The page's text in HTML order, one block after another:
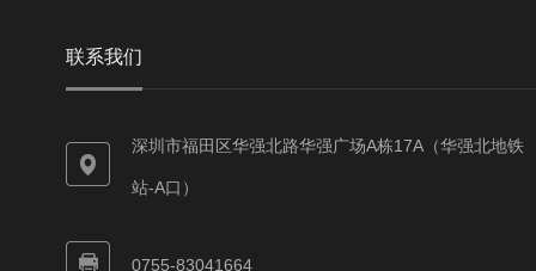
联系我们
深圳市福田区华强北路华强广场A栋17A（华强北地铁
站-A口）
0755-83041664